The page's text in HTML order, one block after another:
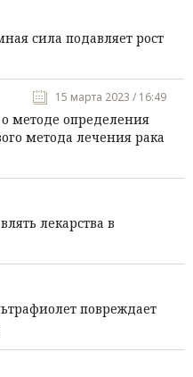
сила подавляет рост
15 марта 2023 / 16:49
методе определения
метода лечения рака
лекарства в
повреждает